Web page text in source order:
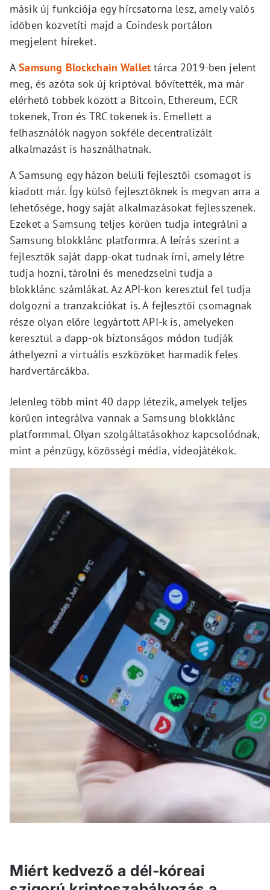
másik új funkciója egy hírcsatorna lesz, amely valós
időben közvetíti majd a Coindesk portálon
megjelent híreket.
ASamsung Blockchain Wallet tárca 2019-ben jelent
meg, és azóta sok új kriptóval bővítették, ma már
elérhető többek között a Bitcoin, Ethereum, ECR
tokenek, Tron és TRC tokenek is. Emellett a
felhasználók nagyon sokféle decentralizált
alkalmazást is használhatnak.
A Samsung egy házon belüli fejlesztői csomagot is
kiadott már. Így külső fejlesztőknek is megvan arra a
lehetősége, hogy saját alkalmazásokat fejlesszenek.
Ezeket a Samsung teljes körűen tudja integrálni a
Samsung blokklánc platformra. A leírás szerint a
fejlesztők saját dapp-okat tudnak írni, amely létre
tudja hozni, tárolni és menedzselni tudja a
blokklánc számlákat. Az API-kon keresztül fel tudja
dolgozni a tranzakciókat is. A fejlesztői csomagnak
része olyan előre legyártott API-k is, amelyeken
keresztül a dapp-ok biztonságos módon tudják
áthelyezni a virtuális eszközöket harmadik feles
hardvertárcákba.
Jelenleg több mint 40 dapp létezik, amelyek teljes
körűen integrálva vannak a Samsung blokklánc
platformmal. Olyan szolgáltatásokhoz kapcsolódnak,
mint a pénzügy, közösségi média, videojátékok.
Miért kedvező a dél-kóreai